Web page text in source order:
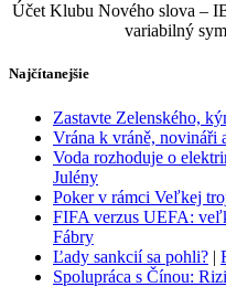
Účet Klubu Nového slova –
variabilný
Najčítanejšie
Zastavte Zelenského,
Vrána k vráně, novináři
Voda rozhoduje o
Julény
Poker v rámci Veľkej
FIFA verzus UEFA:
Fábry
Ľady sankcií sa pohli? |
Spolupráca s Čínou: